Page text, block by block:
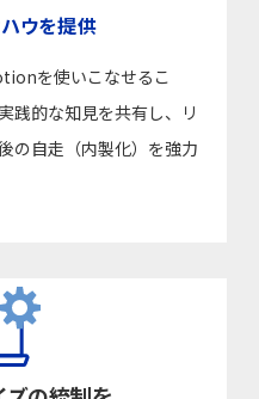
ウを提供
を使いこなせるこ
践的な知見を共有し、リ
の自走（内製化）を強力